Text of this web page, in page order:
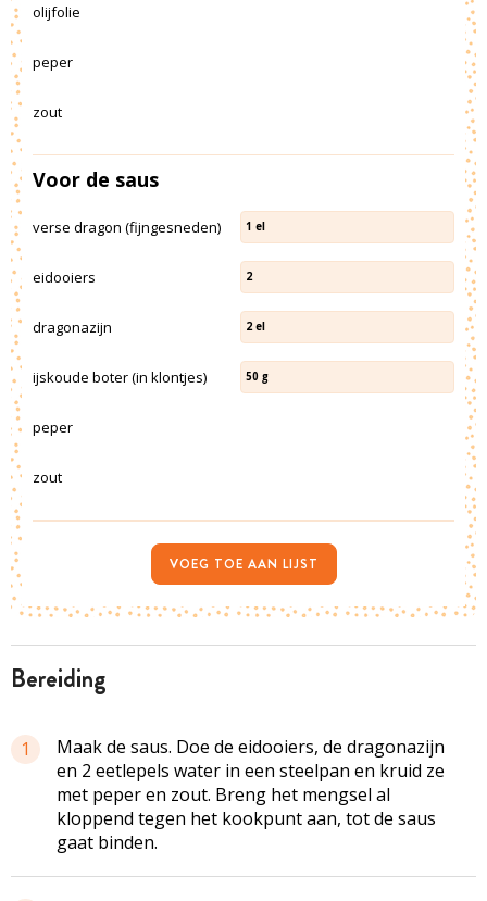
bereiding
1
Maak de saus. Doe de eidooiers, de dragonazijn
en 2 eetlepels water in een steelpan en kruid ze
met peper en zout. Breng het mengsel al
kloppend tegen het kookpunt aan, tot de saus
gaat binden.
olijfolie
peper
zout
Voor de saus
verse dragon (fijngesneden) 1 el
eidooiers 2
dragonazijn 2 el
ijskoude boter (in klontjes) 50 g
peper
zout
VOEG TOE AAN LIJST